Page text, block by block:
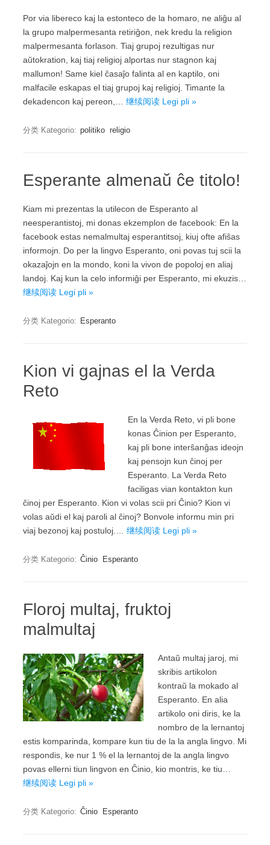
Por via libereco kaj la estonteco de la homaro, ne aliĝu al
la grupo malpermesanta retiriĝon, nek kredu la religion
malpermesanta forlason. Tiaj grupoj rezultigas nur
aŭtokration, kaj tiaj religioj alportas nur stagnon kaj
mallumon! Same kiel ĉasaĵo falinta al en kaptilo, oni
malfacile eskapas el tiaj grupoj kaj religioj. Timante la
dekadencon kaj pereon,… 继续阅读 Legi pli »
分类 Kategorio: politiko religio
Esperante almenaŭ ĉe titolo!
Kiam mi prezentas la utilecon de Esperanto al
neesperantistoj, mi donas ekzemplon de facebook: En la
facebook estas nemalmultaj esperantitsoj, kiuj ofte afiŝas
informojn. Do per la lingvo Esperanto, oni povas tuj scii la
okazaĵojn en la mondo, koni la vivon de popoloj en aliaj
landoj. Kaj kun la celo informiĝi per Esperanto, mi ekuzis…
继续阅读 Legi pli »
分类 Kategorio: Esperanto
Kion vi gajnas el la Verda
Reto
En la Verda Reto, vi pli bone
konas Ĉinion per Esperanto,
kaj pli bone interŝanĝas ideojn
kaj pensojn kun ĉinoj per
Esperanto. La Verda Reto
faciligas vian kontakton kun
ĉinoj per Esperanto. Kion vi volas scii pri Ĉinio? Kion vi
volas aŭdi el kaj paroli al ĉinoj? Bonvole informu min pri
viaj bezonoj kaj postuloj.… 继续阅读 Legi pli »
分类 Kategorio: Ĉinio Esperanto
Floroj multaj, fruktoj
malmultaj
Antaŭ multaj jaroj, mi
skribis artikolon
kontraŭ la mokado al
Esperanto. En alia
artikolo oni diris, ke la
nombro de la lernantoj
estis komparinda, kompare kun tiu de la la angla lingvo. Mi
respondis, ke nur 1 % el la lernantoj de la angla lingvo
povas ellerni tiun lingvon en Ĉinio, kio montris, ke tiu…
继续阅读 Legi pli »
分类 Kategorio: Ĉinio Esperanto